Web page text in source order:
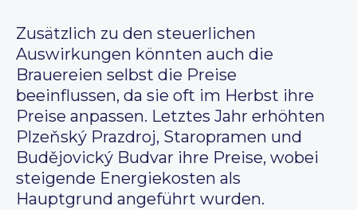
Zusätzlich zu den steuerlichen
Auswirkungen könnten auch die
Brauereien selbst die Preise
beeinflussen, da sie oft im Herbst ihre
Preise anpassen. Letztes Jahr erhöhten
Plzeňský Prazdroj, Staropramen und
Budějovický Budvar ihre Preise, wobei
steigende Energiekosten als
Hauptgrund angeführt wurden.